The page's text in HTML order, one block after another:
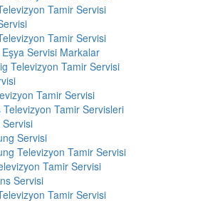
Tamir Servisi
Tamir Servisi
Servisi Markalar
Televizyon Tamir Servisi
Tamir Servisi
Tamir Servisleri
Servisi
Televizyon Tamir Servisi
Tamir Servisi
Servisi
Tamir Servisi